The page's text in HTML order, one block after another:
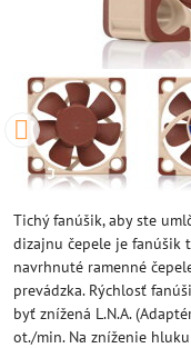
Tichý fanúšik, aby ste
dizajnu čepele je fanúšik
navrhnuté ramenné
prevádzka. Rýchlosť
byť znížená L.N.A.
ot./min. Na zníženie